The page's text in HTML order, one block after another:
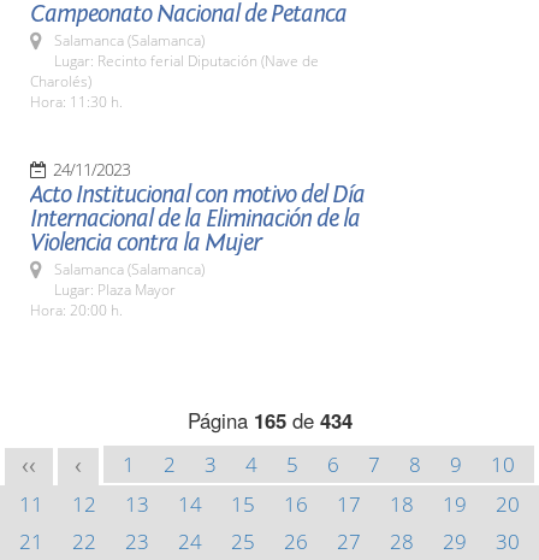
Campeonato Nacional de Petanca
Salamanca (Salamanca)
Lugar: Recinto ferial Diputación (Nave de
Charolés)
Hora: 11:30 h.
24/11/2023
Acto Institucional con motivo del Día
Internacional de la Eliminación de la
Violencia contra la Mujer
Salamanca (Salamanca)
Lugar: Plaza Mayor
Hora: 20:00 h.
Página 165de 434
<< < 1 2 3 4 5 6 7 8 9
10
11
12 13 14 15 16 17 18 19
20
21
22 23 24 25 26 27 28 29
30